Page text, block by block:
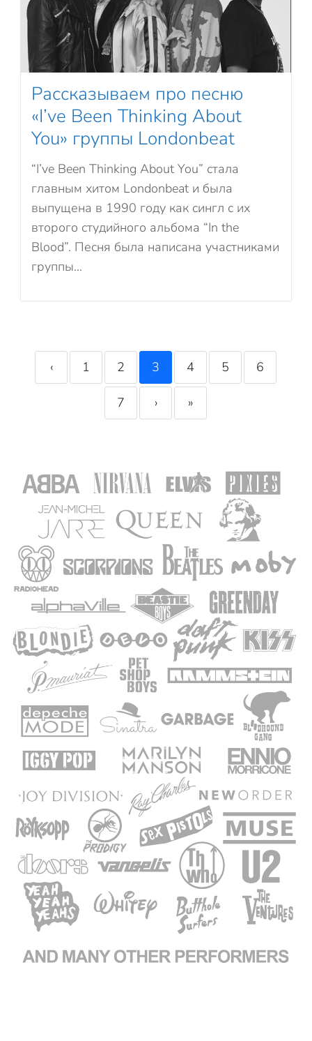
Рассказываем про песню
«I’ve Been Thinking About
You» группы Londonbeat
“I’ve Been Thinking About You” стала
главным хитом Londonbeat и была
выпущена в 1990 году как сингл с их
второго студийного альбома “In the
Blood”. Песня была написана участниками
группы...
‹ 1 2 3 4 5 6
7 › »